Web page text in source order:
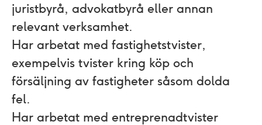
juristbyrå, advokatbyrå eller annan
relevant verksamhet.
Har arbetat med fastighetstvister,
exempelvis tvister kring köp och
försäljning av fastigheter såsom dolda
fel.
Har arbetat med entreprenadtvister